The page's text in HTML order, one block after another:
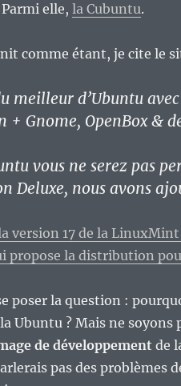
Parmi elle, la Cubuntu.
comme étant, je cite le
meilleur d’Ubuntu
+ Gnome, OpenBox &
vous ne serez pas
Deluxe, nous avons
version 17 de la
propose la distribution
poser la question :
Ubuntu ? Mais ne
de développementde
pas des problèmes